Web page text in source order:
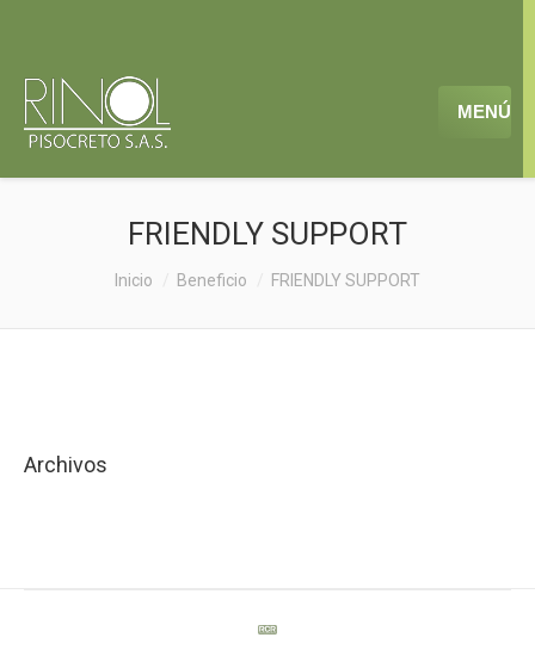
MENÚ
FRIENDLY SUPPORT
Inicio Beneficio FRIENDLY SUPPORT
Archivos